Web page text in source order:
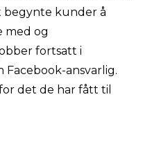
begynte kunder å
med og
fortsatt i
ansvarlig.
det de har fått til